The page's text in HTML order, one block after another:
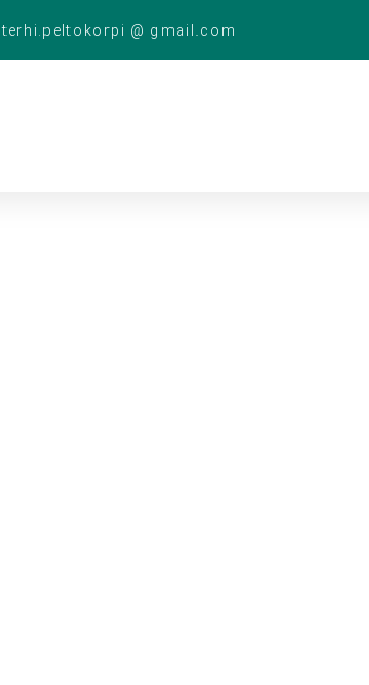
terhi.peltokorpi @ gmail.com